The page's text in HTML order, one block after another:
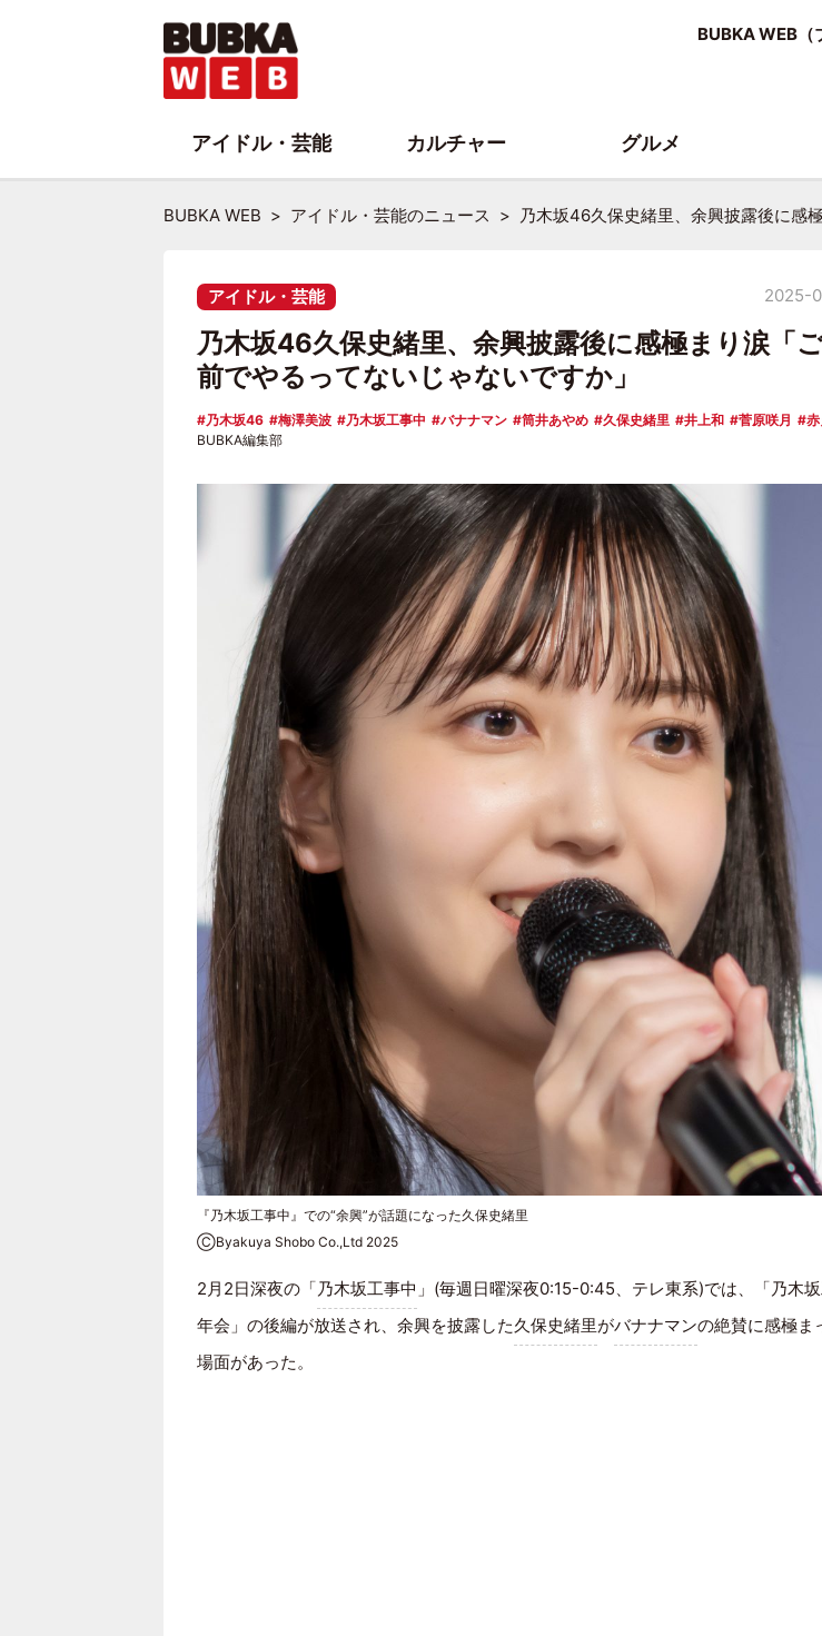
BUBKA WEB（
BUBKA WEB アイドル・芸能のニュース 乃木坂46久保史緒里、余興披露後に感
アイドル・芸能 2025-
乃木坂46久保史緒里、余興披露後に感極まり涙「
前でやるってないじゃないですか」
乃木坂46 梅澤美波 乃木坂工事中 バナナマン 筒井あやめ 久保史緒里 井上和 菅原咲月
BUBKA編集部
『乃木坂工事中』での“余興”が話題になった久保史緒里
ⒸByakuya Shobo Co.,Ltd 2025
2月2日深夜の「乃木坂工事中 」(毎週日曜深夜0:15-0:45、テレ東系)では、「乃木
年会」の後編が放送され、余興を披露した久保史緒里がバナナマンの絶賛に感極ま
場面があった。
アイドル・芸能 カルチャー グルメ